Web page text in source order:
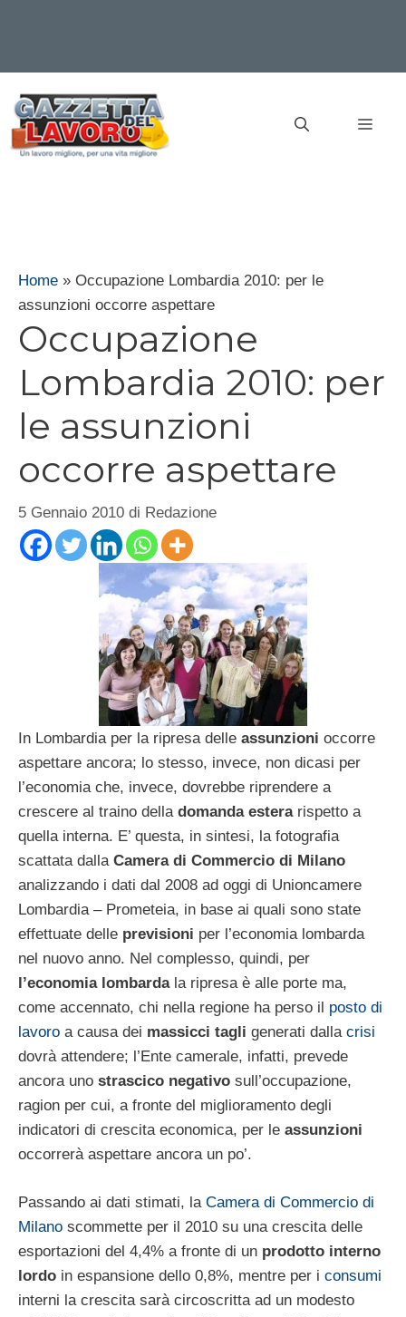
contenuto
Home » Occupazione Lombardia 2010: per le
assunzioni occorre aspettare
Occupazione
Lombardia 2010: per
le assunzioni
occorre aspettare
5 Gennaio 2010 di Redazione
In Lombardia per la ripresa delle assunzioni occorre
aspettare ancora; lo stesso, invece, non dicasi per
l’economia che, invece, dovrebbe riprendere a
crescere al traino della domanda esterarispetto a
quella interna. E’ questa, in sintesi, la fotografia
scattata dalla Camera di Commercio di Milano
analizzando i dati dal 2008 ad oggi di Unioncamere
Lombardia – Prometeia, in base ai quali sono state
effettuate delle previsioni per l’economia lombarda
nel nuovo anno. Nel complesso, quindi, per
l’economia lombardala ripresa è alle porte ma,
come accennato, chi nella regione ha perso il posto di
lavoro a causa dei massicci tagli generati dalla crisi
dovrà attendere; l’Ente camerale, infatti, prevede
ancora uno strascico negativo sull’occupazione,
ragion per cui, a fronte del miglioramento degli
indicatori di crescita economica, per le assunzioni
occorrerà aspettare ancora un po’.
Passando ai dati stimati, la Camera di Commercio di
Milano scommette per il 2010 su una crescita delle
esportazioni del 4,4% a fronte di un prodotto interno
lordo in espansione dello 0,8%, mentre per i consumi
interni la crescita sarà circoscritta ad un modesto